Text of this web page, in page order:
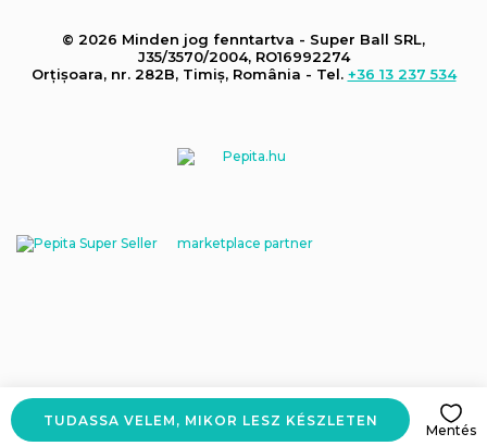
TUDASSA VELEM, MIKOR LESZ KÉSZLETEN
Mentés
© 2026 Minden jog fenntartva - Super Ball SRL,
J35/3570/2004, RO16992274
Orțișoara, nr. 282B, Timiș, România - Tel. +36 13 237 534
marketplace partner